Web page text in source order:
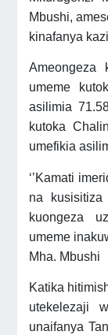
Mbushi,
kinafanya
umeme
asilimia
kutoka
umefikia
‘’Kamati
na
kuongeza
umeme
Mha. Mbushi
Katika
utekelezaji
unaifanya